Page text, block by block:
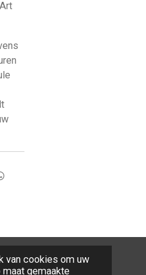
van cookies om uw
maat gemaakte